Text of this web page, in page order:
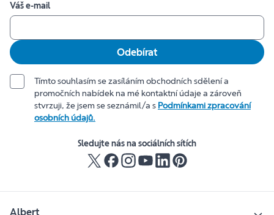
Váš e-mail
Odebírat
Tímto souhlasím se zasíláním obchodních sdělení a
promočních nabídek na mé kontaktní údaje a zároveň
stvrzuji, že jsem se seznámil/a s Podmínkami zpracování
osobních údajů.
Sledujte nás na sociálních sítích
Albert